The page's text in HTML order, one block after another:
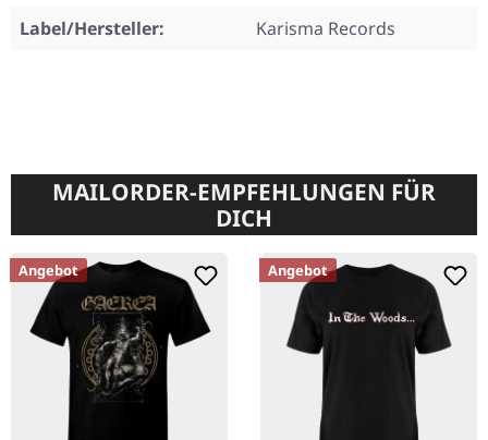
Label/Hersteller:
Karisma Records
MAILORDER-EMPFEHLUNGEN FÜR
DICH
Angebot Angebot